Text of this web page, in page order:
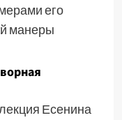
его
манеры
Есенина